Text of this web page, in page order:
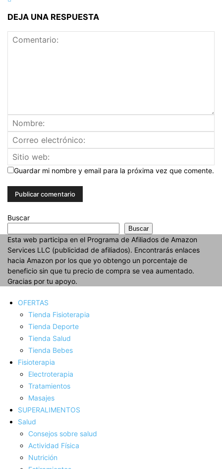
DEJA UNA RESPUESTA
Guardar mi nombre y email para la próxima vez que comente.
Buscar
Buscar
Esta web participa en el Programa de Afiliados de Amazon
Services LLC (publicidad de afiliados). Encontrarás enlaces
hacia Amazon por los que yo obtengo un porcentaje de
beneficio sin que tu precio de compra se vea aumentado.
Gracias por tu apoyo.
OFERTAS
Tienda Fisioterapia
Tienda Deporte
Tienda Salud
Tienda Bebes
Fisioterapia
Electroterapia
Tratamientos
Masajes
SUPERALIMENTOS
Salud
Consejos sobre salud
Actividad Fí­sica
Nutrición